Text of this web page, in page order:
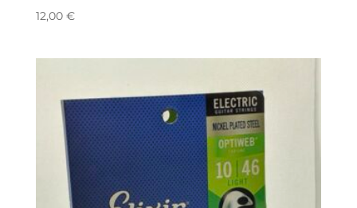
12,00 €